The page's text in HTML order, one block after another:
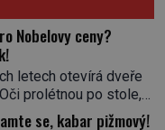
Nobelovy ceny?
letech otevírá dveře
prolétnou po stole,
regálu, kde se nachází
se, kabar pižmový!